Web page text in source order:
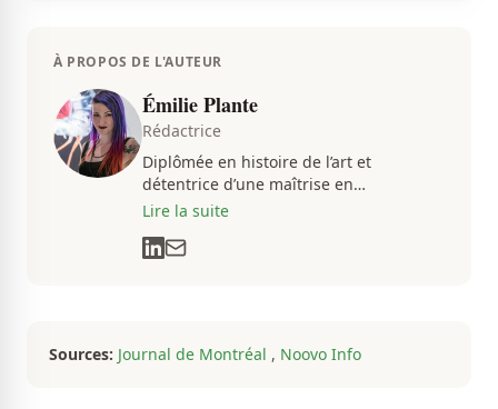
À PROPOS DE L'AUTEUR
Émilie Plante
Rédactrice
Diplômée en histoire de l’art et
détentrice d’une maîtrise en
muséologie, Émilie gravite dans
communications depuis près de deux
Lire la suite
Sources: Journal de Montréal , Noovo Info